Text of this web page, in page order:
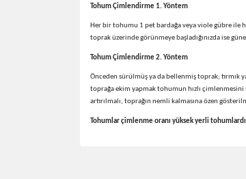
Tohum Çimlendirme 1. Yöntem
Her bir tohumu 1 pet bardağa veya viole gübre ile
toprak üzerinde görünmeye başladığınızda ise
Tohum Çimlendirme 2.Yöntem
Önceden sürülmüş ya da bellenmiş toprak; tırmık
toprağa ekim yapmak tohumun hızlı çimlenmesini
artırılmalı, toprağın nemli kalmasına özen
Tohumlar çimlenme oranı yüksek yerli